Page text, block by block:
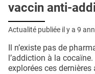
vaccin anti-
Actualité publiée il y a 9
Il n’existe pas de
l’addiction à la
explorées ces